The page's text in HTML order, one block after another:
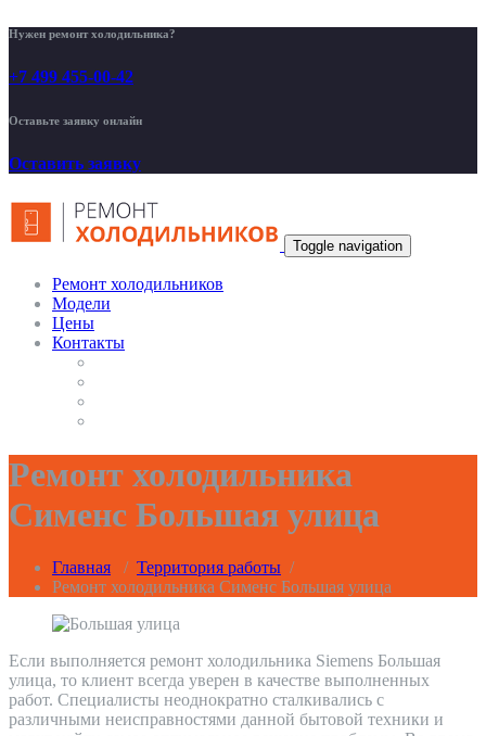
Нужен ремонт холодильника?
+7 499 455-00-42
Оставьте заявку онлайн
Оставить заявку
Toggle navigation
Ремонт холодильников
Модели
Цены
Контакты
Ремонт холодильника
Сименс Большая улица
Главная / Территория работы /
Ремонт холодильника Сименс Большая улица
Если выполняется ремонт холодильника Siemens Большая
улица, то клиент всегда уверен в качестве выполненных
работ. Специалисты неоднократно сталкивались с
различными неисправностями данной бытовой техники и